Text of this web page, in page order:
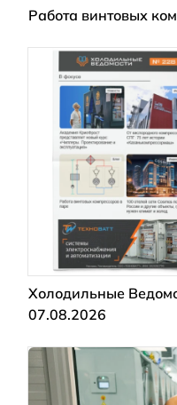
Работа винтовых
Холодильные
07.08.2026